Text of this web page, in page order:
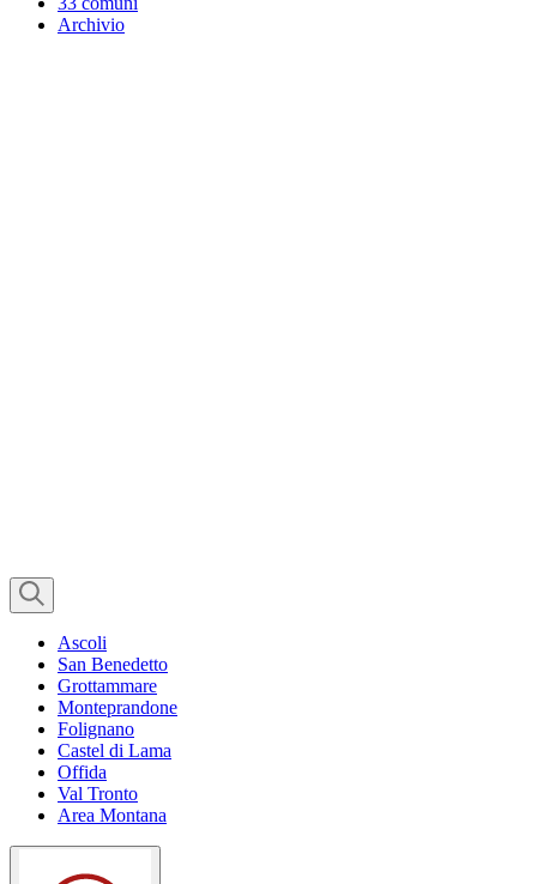
Archivio
Ascoli
San Benedetto
Grottammare
Monteprandone
Folignano
Castel di Lama
Offida
Val Tronto
Area Montana